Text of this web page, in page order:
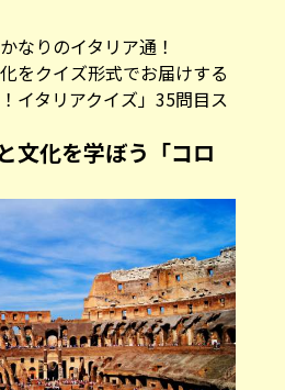
なりのイタリア通！
をクイズ形式でお届けする
イタリアクイズ」35問目ス
文化を学ぼう「コロ